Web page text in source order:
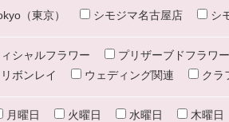
（東京） シモジマ名古屋店 シ
シャルフラワー プリザーブドフラワー
ボンレイ
ウェディング関連 クラ
月曜日 火曜日 水曜日 木曜日